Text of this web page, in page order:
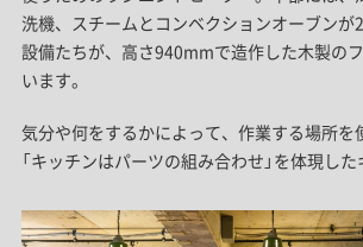
洗機、スチームとコンベクションオーブンが
設備たちが、高さ940mmで造作した木製の
います。
気分や何をするかによって、作業する場所を
「キッチンはパーツの組み合わせ」を体現した